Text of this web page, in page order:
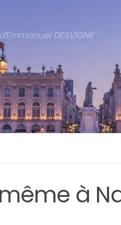
DESVIGNE
à